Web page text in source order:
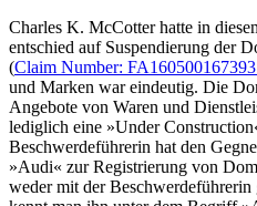
Charles K. McCotter hatte in
entschied auf Suspendierung der
(Claim Number:
und Marken war eindeutig. Die
Angebote von Waren und
lediglich eine »Under
Beschwerdeführerin hat den
»Audi« zur Registrierung von
weder mit der